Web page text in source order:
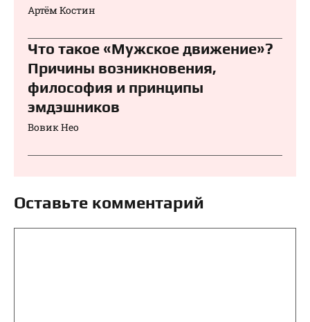
Артём Костин
Что такое «Мужское движение»?
Причины возникновения,
философия и принципы
эмдэшников
Вовик Нео
Оставьте комментарий